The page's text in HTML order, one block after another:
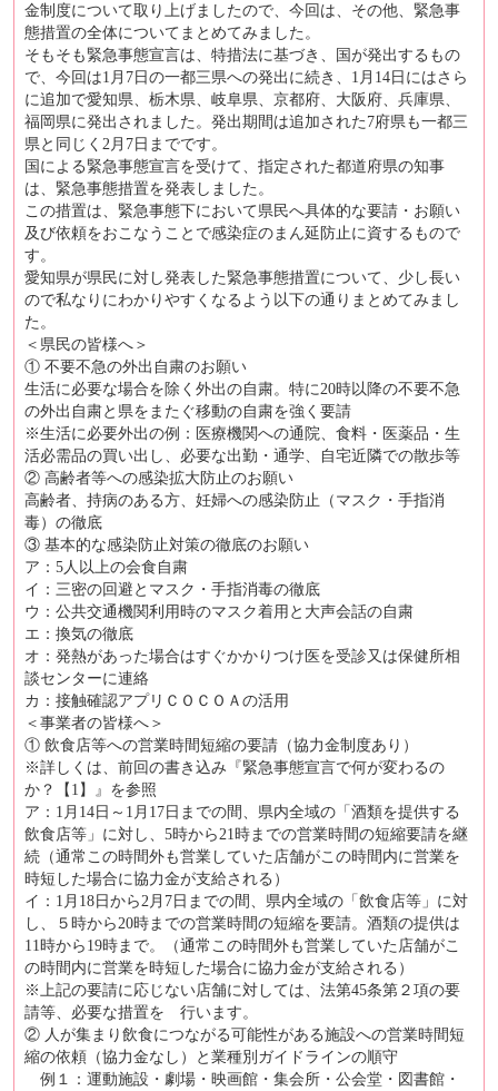
金制度について取り上げましたので、今回は、その他、緊急事
態措置の全体についてまとめてみました。
そもそも緊急事態宣言は、特措法に基づき、国が発出するもの
で、今回は1月7日の一都三県への発出に続き、1月14日にはさら
に追加で愛知県、栃木県、岐阜県、京都府、大阪府、兵庫県、
福岡県に発出されました。発出期間は追加された7府県も一都三
県と同じく2月7日までです。
国による緊急事態宣言を受けて、指定された都道府県の知事
は、緊急事態措置を発表しました。
この措置は、緊急事態下において県民へ具体的な要請・お願い
及び依頼をおこなうことで感染症のまん延防止に資するもので
す。
愛知県が県民に対し発表した緊急事態措置について、少し長い
ので私なりにわかりやすくなるよう以下の通りまとめてみまし
た。
＜県民の皆様へ＞
① 不要不急の外出自粛のお願い
生活に必要な場合を除く外出の自粛。特に20時以降の不要不急
の外出自粛と県をまたぐ移動の自粛を強く要請
※生活に必要外出の例：医療機関への通院、食料・医薬品・生
活必需品の買い出し、必要な出勤・通学、自宅近隣での散歩等
② 高齢者等への感染拡大防止のお願い
高齢者、持病のある方、妊婦への感染防止（マスク・手指消
毒）の徹底
③ 基本的な感染防止対策の徹底のお願い
ア：5人以上の会食自粛
イ：三密の回避とマスク・手指消毒の徹底
ウ：公共交通機関利用時のマスク着用と大声会話の自粛
エ：換気の徹底
オ：発熱があった場合はすぐかかりつけ医を受診又は保健所相
談センターに連絡
カ：接触確認アプリＣＯＣＯＡの活用
＜事業者の皆様へ＞
① 飲食店等への営業時間短縮の要請（協力金制度あり）
※詳しくは、前回の書き込み『緊急事態宣言で何が変わるの
か？【1】』を参照
ア：1月14日～1月17日までの間、県内全域の「酒類を提供する
飲食店等」に対し、5時から21時までの営業時間の短縮要請を継
続（通常この時間外も営業していた店舗がこの時間内に営業を
時短した場合に協力金が支給される）
イ：1月18日から2月7日までの間、県内全域の「飲食店等」に対
し、５時から20時までの営業時間の短縮を要請。酒類の提供は
11時から19時まで。（通常この時間外も営業していた店舗がこ
の時間内に営業を時短した場合に協力金が支給される）
※上記の要請に応じない店舗に対しては、法第45条第２項の要
請等、必要な措置を 行います。
② 人が集まり飲食につながる可能性がある施設への営業時間短
縮の依頼（協力金なし）と業種別ガイドラインの順守
例１：運動施設・劇場・映画館・集会所・公会堂・図書館・